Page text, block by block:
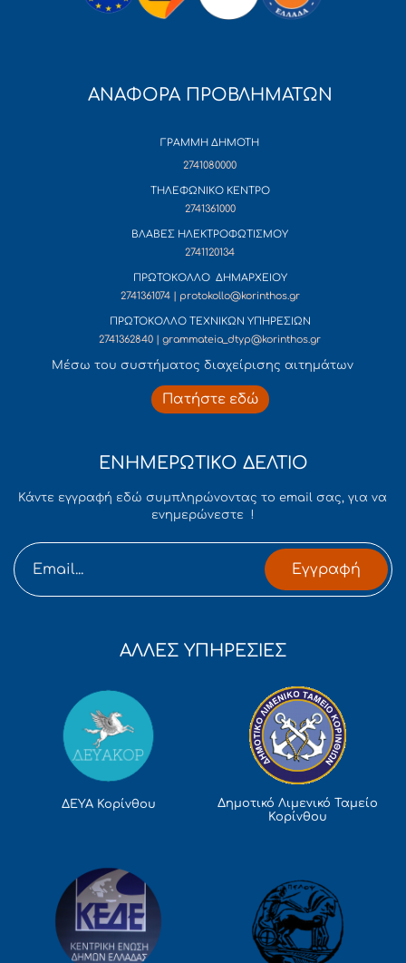
ΑΝΑΦΟΡΑ ΠΡΟΒΛΗΜΑΤΩΝ
ΓΡΑΜΜΗ ΔΗΜΟΤΗ
2741080000
ΤΗΛΕΦΩΝΙΚΟ ΚΕΝΤΡΟ
2741361000
ΒΛΑΒΕΣ ΗΛΕΚΤΡΟΦΩΤΙΣΜΟΥ
2741120134
ΠΡΩΤΟΚΟΛΛΟ ΔΗΜΑΡΧΕΙΟΥ
2741361074 | protokollo@korinthos.gr
ΠΡΩΤΟΚΟΛΛΟ ΤΕΧΝΙΚΩΝ ΥΠΗΡΕΣΙΩΝ
2741362840 | grammateia_dtyp@korinthos.gr
Mέσω του συστήματος διαχείρισης αιτημάτων
Πατήστε εδώ
ΕΝΗΜΕΡΩΤΙΚΟ ΔΕΛΤΙΟ
Κάντε εγγραφή εδώ συμπληρώνοντας το email σας, για να
ενημερώνεστε !
Εγγραφή
ΑΛΛΕΣ ΥΠΗΡΕΣΙΕΣ
ΔΕΥΑ Κορίνθου
Δημοτικό Λιμενικό Ταμείο
Κορίνθου